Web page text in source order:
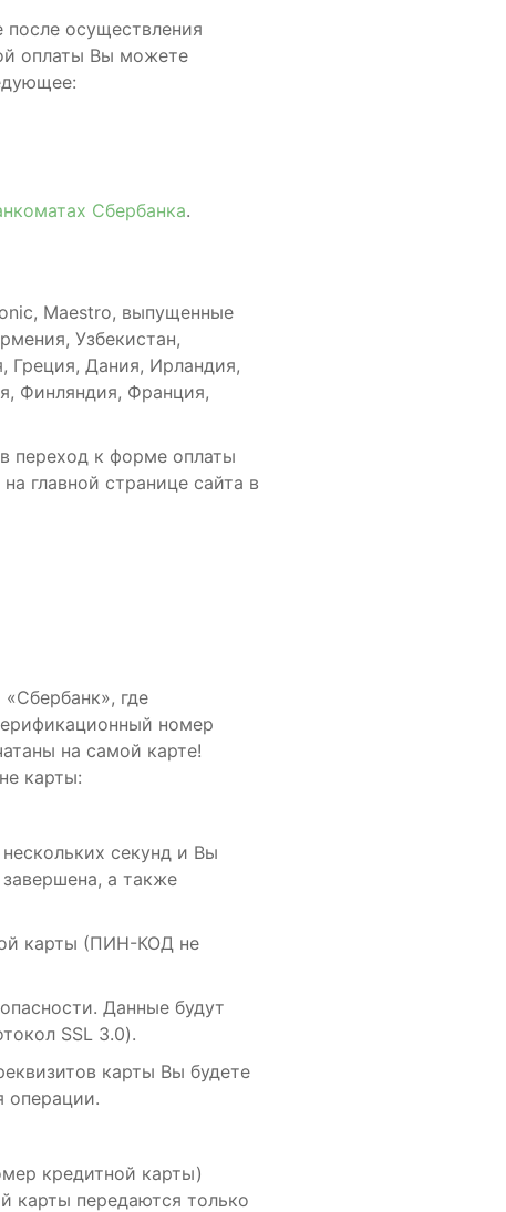
осуществления
оплаты Вы можете
Сбербанка.
Maestro, выпущенные
Узбекистан,
Греция, Дания, Ирландия,
Финляндия, Франция,
переход к форме оплаты
главной странице сайта в
где
номер
на самой карте!
карты:
секунд и Вы
завершена, а также
карты (ПИН-КОД не
Данные будут
SSL 3.0).
карты Вы будете
операции.
кредитной карты)
карты передаются только